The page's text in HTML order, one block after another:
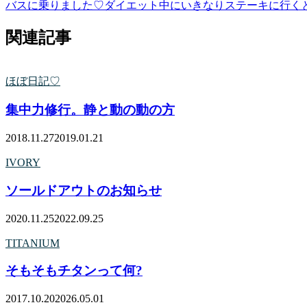
バスに乗りました♡ダイエット中にいきなりステーキに行く
関連記事
ほぼ日記♡
集中力修行。静と動の動の方
2018.11.272019.01.21
IVORY
ソールドアウトのお知らせ
2020.11.252022.09.25
TITANIUM
そもそもチタンって何?
2017.10.202026.05.01